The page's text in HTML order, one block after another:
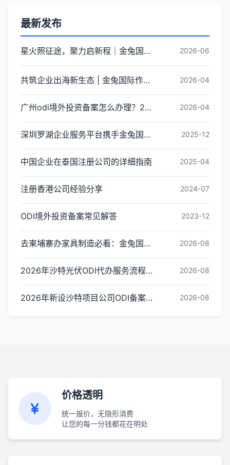
最新发布
星火照征途，聚力启新程｜金兔国际井冈山红色研学团建圆满收官 2026-06
共筑企业出海新生态 | 金兔国际作为代表单位亮相宝安区出海服务中心揭牌仪式 2026-04
广州odi境外投资备案怎么办理？2026年最新流程详解 2026-04
深圳罗湖企业服务平台携手金兔国际ODI备案专家,共建跨境出海全链条服务新生态 2025-12
中国企业在泰国注册公司的详细指南 2025-04
注册香港公司经验分享 2024-07
ODI境外投资备案常见解答 2023-12
去柬埔寨办家具制造必看：金兔国际ODI备案代办服务机构甄选全攻略 2026-08
2026年沙特光伏ODI代办服务流程怎么走：从材料准备到备案完成的操作步骤 2026-08
2026年新设沙特项目公司ODI备案代办怎么选？靠谱机构推荐与评估标准 2026-08
价格透明
统一报价，无隐形消费
让您的每一分钱都花在明处